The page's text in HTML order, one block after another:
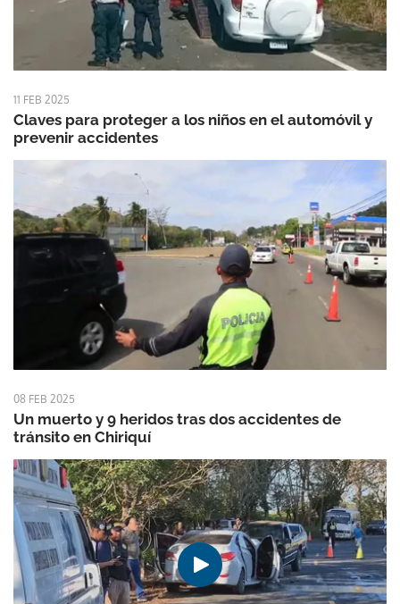
11 FEB 2025
Claves para proteger a los niños en el automóvil y
prevenir accidentes
08 FEB 2025
Un muerto y 9 heridos tras dos accidentes de
tránsito en Chiriquí